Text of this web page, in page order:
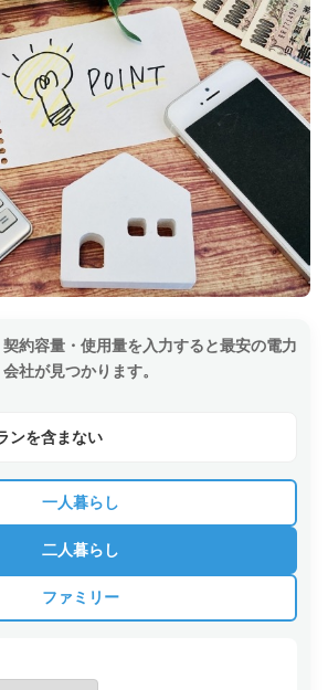
約容量・使用量を入力すると最安の電力
会社が見つかります。
ンを含まない
一人暮らし
二人暮らし
ファミリー